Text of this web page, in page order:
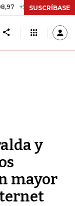
8.753,81 +2,19%
SUSCRÍBASE
y
mayor